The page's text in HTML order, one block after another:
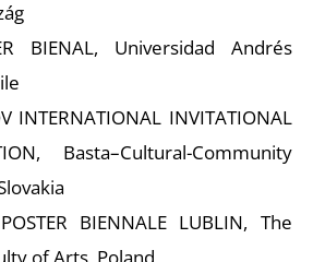
BIENAL, Universidad Andrés
INTERNATIONAL INVITATIONAL
Basta–Cultural-Community
BIENNALE LUBLIN, The
of Arts, Poland